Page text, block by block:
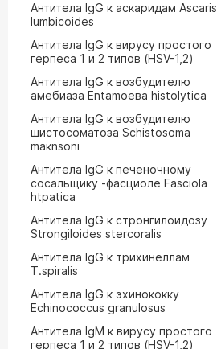
Антитела IgG к аскаридам Ascaris
lumbicoides
Антитела IgG к вирусу простого
герпеса 1 и 2 типов (HSV-1,2)
Антитела IgG к возбудителю
амебиаза Entamoeвa histolytica
Антитела IgG к возбудителю
шистосоматоза Schistosoma
maкnsoni
Антитела IgG к печеночному
сосальщику -фасциоле Fasciola
htpatica
Антитела IgG к стронгилоидозу
Strongiloides stercoralis
Антитела IgG к трихинеллам
T.spiralis
Антитела IgG к эхинококку
Echinococcus granulosus
Антитела IgM к вирусу простого
герпеса 1 и 2 типов (HSV-1,2)